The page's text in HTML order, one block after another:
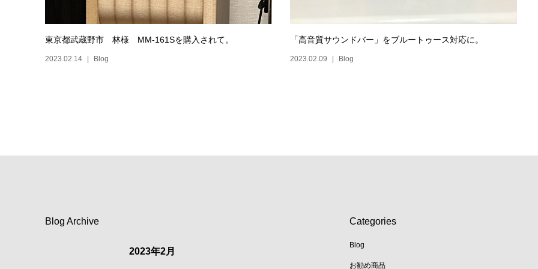
東京都武蔵野市 林様 MM-161Sを購入されて。
2023.02.14 Blog
「高音質サウンドバー」をブルートゥース対応に。
2023.02.09 Blog
Blog Archive
2023年2月
Categories
Blog
お勧め商品